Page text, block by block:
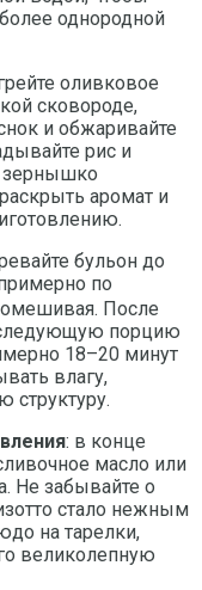
однородной
оливковое
сковороде,
и обжаривайте
рис и
зернышко
аромат и
бульон до
по
После
порцию
18–20 минут
влагу,
структуру.
: в конце
масло или
Не забывайте о
стало нежным
на тарелки,
великолепную